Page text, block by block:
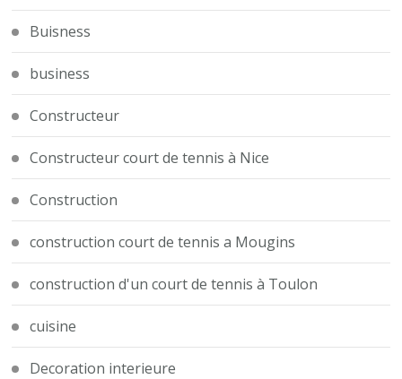
Buisness
business
Constructeur
Constructeur court de tennis à Nice
Construction
construction court de tennis a Mougins
construction d'un court de tennis à Toulon
cuisine
Decoration interieure